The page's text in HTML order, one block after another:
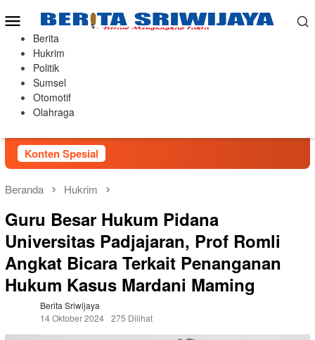
ke
konten
Menu
Mobile
Berita
Hukrim
Politik
Sumsel
Otomotif
Olahraga
Konten Spesial
Beranda Hukrim
Guru Besar Hukum Pidana
Universitas Padjajaran, Prof Romli
Angkat Bicara Terkait Penanganan
Hukum Kasus Mardani Maming
Berita Sriwijaya
14 Oktober 2024 275 Dilihat